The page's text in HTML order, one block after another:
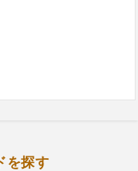
を探す